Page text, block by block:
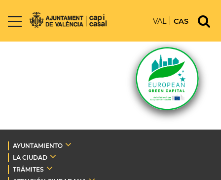
VAL CAS
AYUNTAMIENTO
LA CIUDAD
TRÁMITES